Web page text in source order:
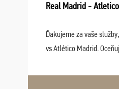
Real Madrid -
Ďakujeme za vaše
vs Atlético Madrid.
spokojnosti. Sedenie